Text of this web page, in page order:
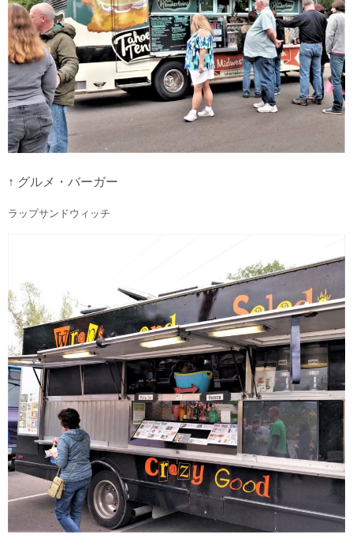
↑ グルメ・バーガー
ラップサンドウィッチ